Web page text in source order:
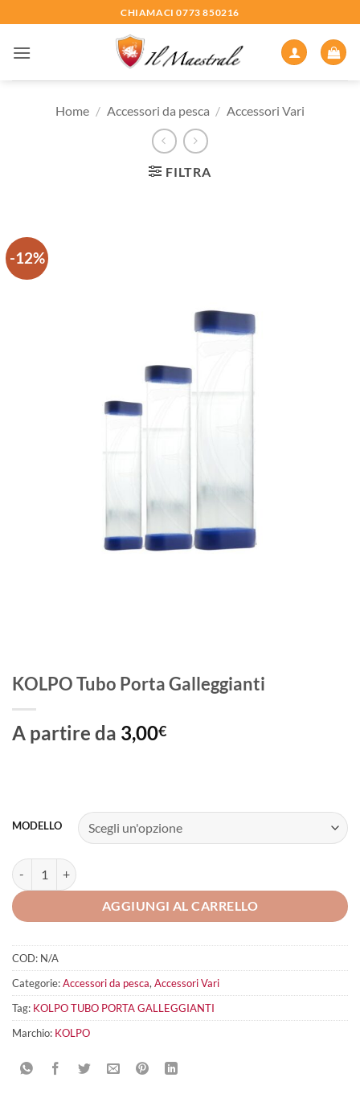
ai
contenuti
CHIAMACI 0773 850216
Home / Accessori da pesca / Accessori Vari
FILTRA
-12%
KOLPO Tubo Porta Galleggianti
A partire da 3,00€
MODELLO
KOLPO Tubo Porta Galleggianti quantità
AGGIUNGI AL CARRELLO
COD: N/A
Categorie:Accessori da pesca, Accessori Vari
Tag: KOLPO TUBO PORTA GALLEGGIANTI
Marchio: KOLPO